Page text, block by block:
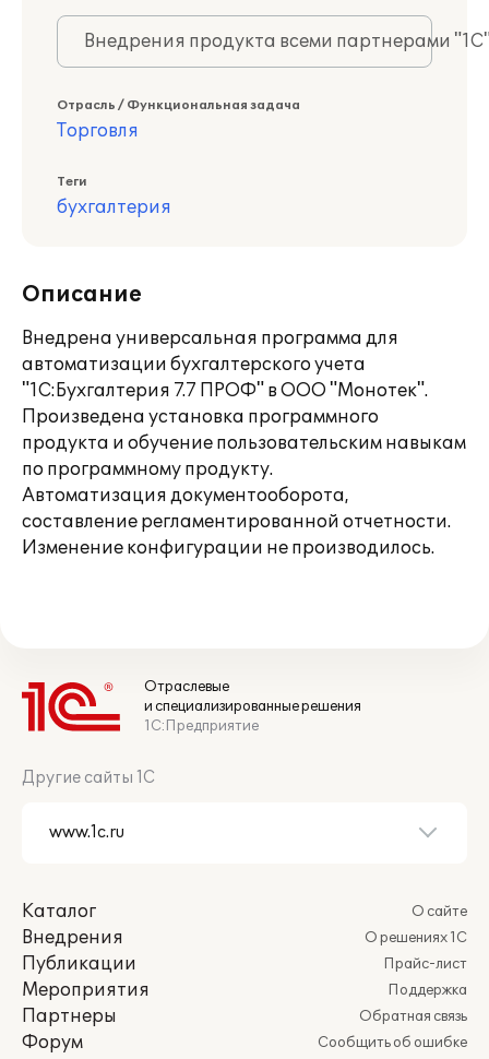
Внедрения продукта всеми партнерами
Отрасль / Функциональная задача
Торговля
Теги
бухгалтерия
Описание
Внедрена универсальная программа для
автоматизации бухгалтерского учета
"1С:Бухгалтерия 7.7 ПРОФ" в ООО "Монотек".
Произведена установка программного
продукта и обучение пользовательским навыкам
по программному продукту.
Автоматизация документооборота,
составление регламентированной отчетности.
Изменение конфигурации не производилось.
Отраслевые
и специализированные решения
1С:Предприятие
Другие сайты 1С
Каталог
Внедрения
Публикации
Мероприятия
Партнеры
Форум
О сайте
О решениях 1С
Прайс-лист
Поддержка
Обратная связь
Сообщить об ошибке